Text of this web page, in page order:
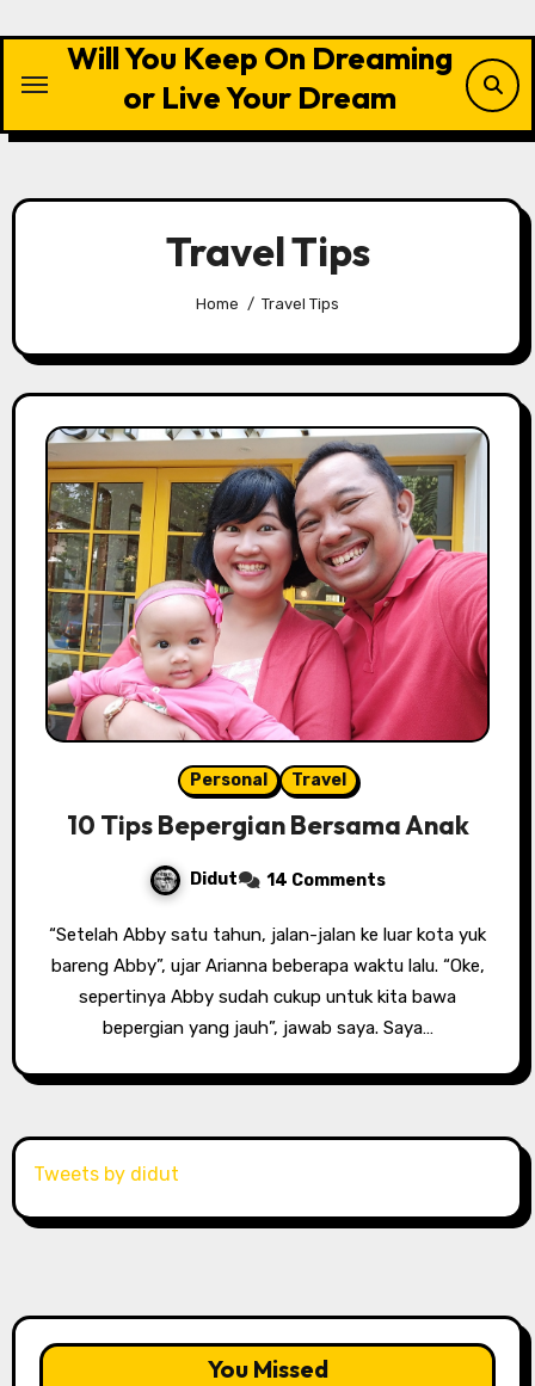
content
Will You Keep On Dreaming
or Live Your Dream
Travel Tips
Home Travel Tips
Personal Travel
10 Tips Bepergian Bersama Anak
Didut 14 Comments
“Setelah Abby satu tahun, jalan-jalan ke luar kota yuk
bareng Abby”, ujar Arianna beberapa waktu lalu. “Oke,
sepertinya Abby sudah cukup untuk kita bawa
bepergian yang jauh”, jawab saya. Saya…
Tweets by didut
You Missed